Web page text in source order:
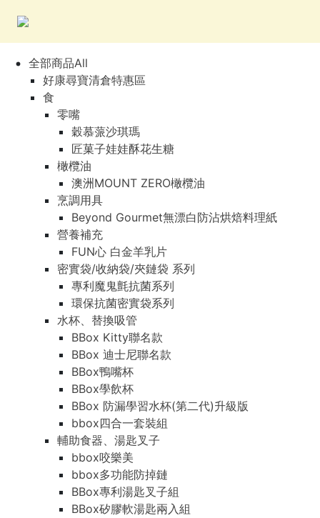
全部商品All
好康尋寶清倉特惠區
食
零嘴
穀慕蒎沙琪瑪
匠菓子娃娃酥花生糖
橄欖油
澳洲MOUNT ZERO橄欖油
烹調用具
Beyond Gourmet無漂白防沾烘焙料理紙
營養補充
FUN心 白金羊乳片
密實袋/收納袋/夾鏈袋 系列
專利魔鬼氈抗菌系列
環保抗菌密實袋系列
水杯、替換吸管
BBox Kitty聯名款
BBox 迪士尼聯名款
BBox鴨嘴杯
BBox學飲杯
BBox 防漏學習水杯(第二代)升級版
bbox四合一套裝組
輔助食器、湯匙叉子
bbox咬樂美
bbox多功能防掉鏈
BBox專利湯匙叉子組
BBox矽膠軟湯匙兩入組